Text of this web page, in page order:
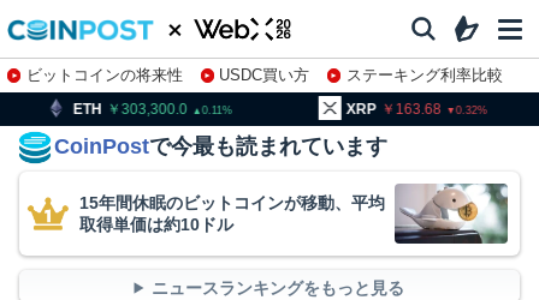
ビットコインの将来性 USDC買い方
ステーキング利率比較
株特集・関連銘柄
303,300.0 0.11 XRP 0.32 BNB
CoinPostで今最も読まれています
15年間休眠のビットコインが移動、平均
取得単価は約10ドル
ニュースランキングをもっと見る